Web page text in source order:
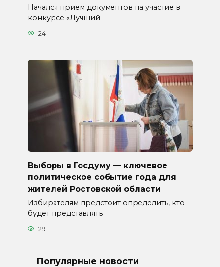
Начался прием документов на участие в
конкурсе «Лучший
24
Выборы в Госдуму — ключевое
политическое событие года для
жителей Ростовской области
Избирателям предстоит определить, кто
будет представлять
29
Популярные новости